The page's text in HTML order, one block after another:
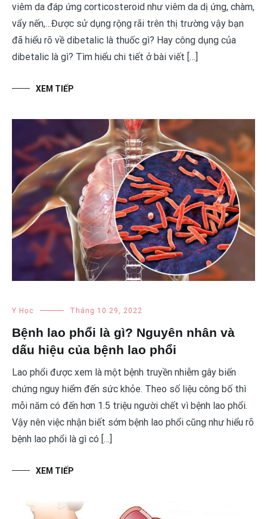
viêm da đáp ứng corticosteroid như viêm da dị ứng, chàm,
vẩy nến,…Được sử dụng rộng rãi trên thị trường vậy bạn
đã hiểu rõ về dibetalic là thuốc gì? Hay công dụng của
dibetalic là gì? Tìm hiểu chi tiết ở bài viết […]
XEM TIẾP
Y Học Tháng 10 29, 2022
Bệnh lao phổi là gì? Nguyên nhân và
dấu hiệu của bệnh lao phổi
Lao phổi được xem là một bệnh truyền nhiễm gây biến
chứng nguy hiểm đến sức khỏe. Theo số liệu công bố thì
mỗi năm có đến hơn 1.5 triệu người chết vì bệnh lao phổi.
Vậy nên việc nhận biết sớm bệnh lao phổi cũng như hiểu rõ
bệnh lao phổi là gì có […]
XEM TIẾP